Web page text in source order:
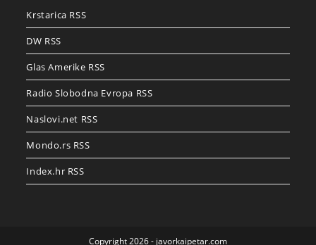
Krstarica RSS
DW RSS
Glas Amerike RSS
Radio Slobodna Evropa RSS
Naslovi.net RSS
Mondo.rs RSS
Index.hr RSS
Copyright 2026 - javorkaipetar.com